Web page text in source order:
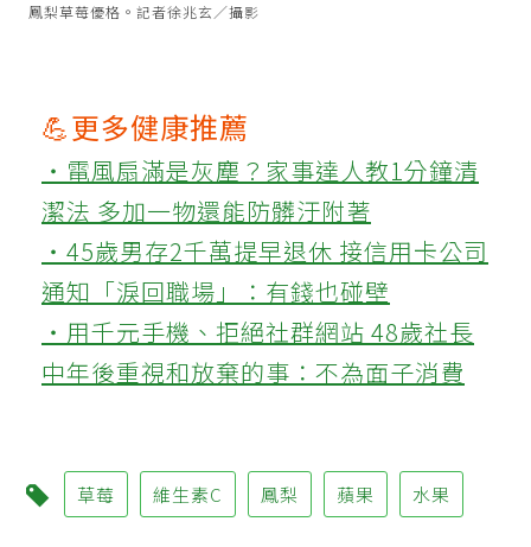
鳳梨草莓優格。記者徐兆玄／攝影
💪更多健康推薦
‧電風扇滿是灰塵？家事達人教1分鐘清
潔法 多加一物還能防髒汙附著
‧45歲男存2千萬提早退休 接信用卡公司
通知「淚回職場」：有錢也碰壁
‧用千元手機、拒絕社群網站 48歲社長
中年後重視和放棄的事：不為面子消費
草莓 維生素C 鳳梨 蘋果 水果